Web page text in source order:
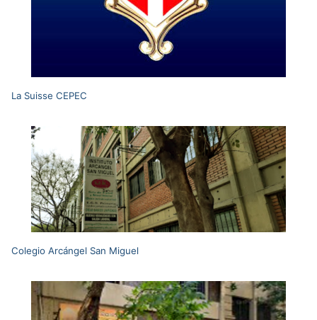
La Suisse CEPEC
Colegio Arcángel San Miguel